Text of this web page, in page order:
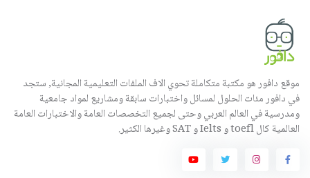
موقع دافور هو مكتبة متكاملة تحوي الاف الملفات التعليمية المجانية, ستجد
في دافور مئات الحلول لمسائل واختبارات سابقة ومشاريع لمواد جامعية
ومدرسية في العالم العربي وحتى لجميع التخصصات العامة والاختبارات العامة
العالمية كال toefl و Ielts و SAT وغيرها الكثير.